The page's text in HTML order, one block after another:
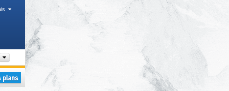
Arrondissement, Chaîne de montagne, Département